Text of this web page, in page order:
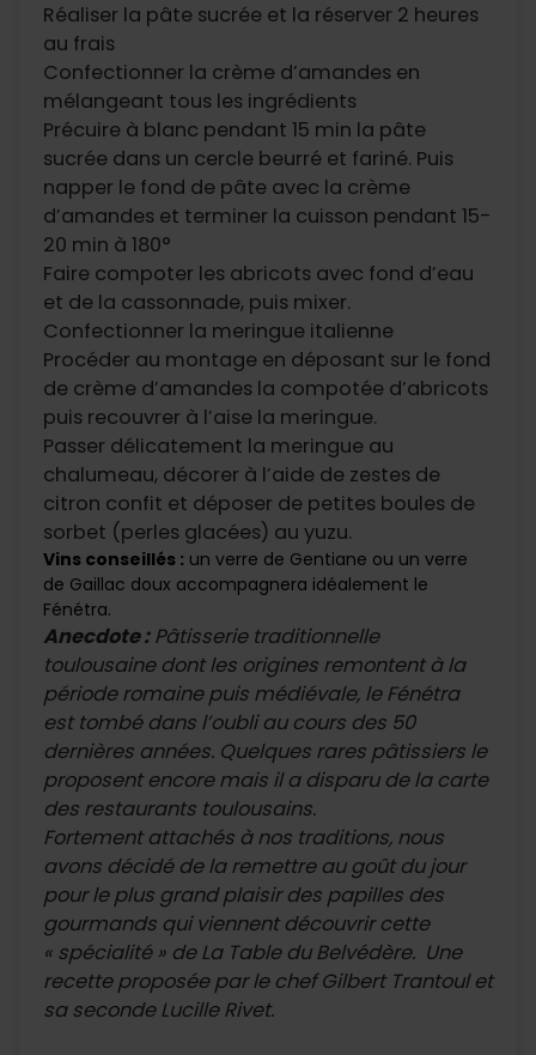
Réaliser la pâte sucrée et la réserver 2 heures
au frais
Confectionner la crème d’amandes en
mélangeant tous les ingrédients
Précuire à blanc pendant 15 min la pâte
sucrée dans un cercle beurré et fariné. Puis
napper le fond de pâte avec la crème
d’amandes et terminer la cuisson pendant 15-
20 min à 180°
Faire compoter les abricots avec fond d’eau
et de la cassonnade, puis mixer.
Confectionner la meringue italienne
Procéder au montage en déposant sur le fond
de crème d’amandes la compotée d’abricots
puis recouvrer à l’aise la meringue.
Passer délicatement la meringue au
chalumeau, décorer à l’aide de zestes de
citron confit et déposer de petites boules de
sorbet (perles glacées) au yuzu.
Vins conseillés : un verre de Gentiane ou un verre
de Gaillac doux accompagnera idéalement le
Fénétra.
Anecdote :Pâtisserie traditionnelle
toulousaine dont les origines remontent à la
période romaine puis médiévale, le Fénétra
est tombé dans l’oubli au cours des 50
dernières années. Quelques rares pâtissiers le
proposent encore mais il a disparu de la carte
des restaurants toulousains.
Fortement attachés à nos traditions, nous
avons décidé de la remettre au goût du jour
pour le plus grand plaisir des papilles des
gourmands qui viennent découvrir cette
« spécialité » de La Table du Belvédère. Une
recette proposée par lechef Gilbert Trantoul et
sa seconde Lucille Rivet.